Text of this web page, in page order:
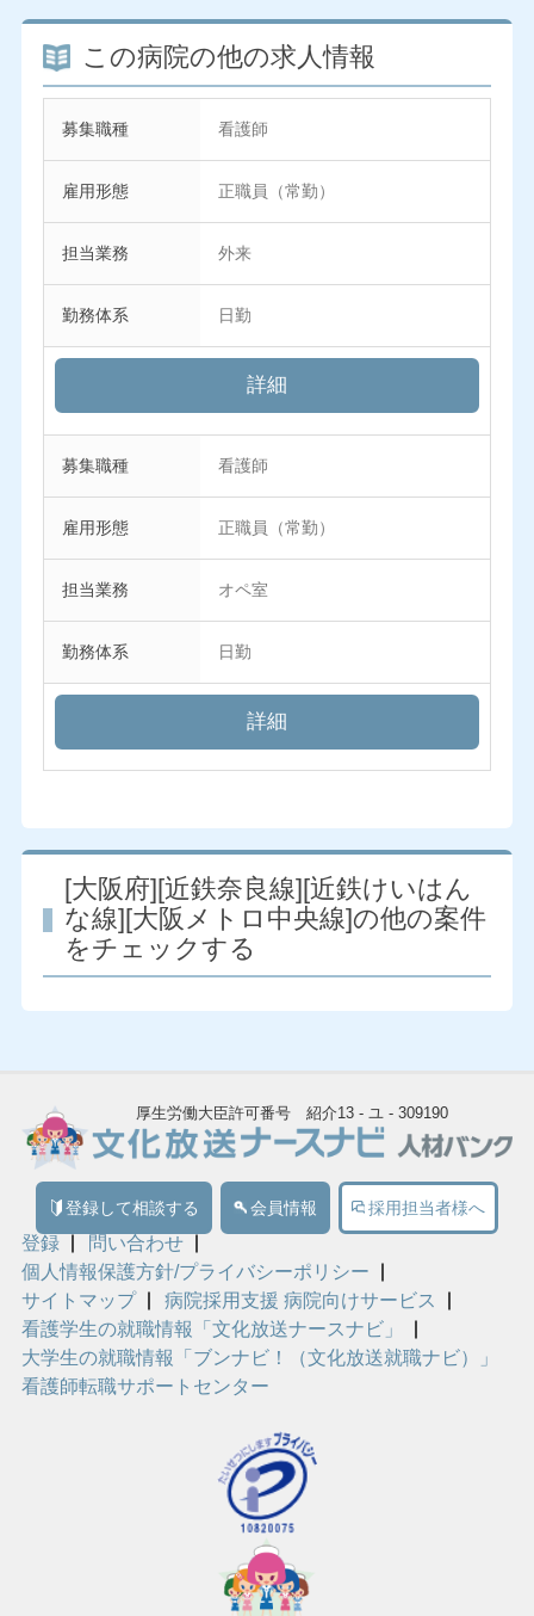
この病院の他の求人情報
募集職種 看護師
雇用形態 正職員（常勤）
担当業務 外来
勤務体系 日勤
詳細
募集職種 看護師
雇用形態 正職員（常勤）
担当業務 オペ室
勤務体系 日勤
詳細
[大阪府][近鉄奈良線][近鉄けいはん
な線][大阪メトロ中央線]の他の案件
をチェックする
厚生労働大臣許可番号 紹介13 - ユ - 309190
登録して相談する 会員情報 採用担当者様へ
登録
問い合わせ
個人情報保護方針/プライバシーポリシー
サイトマップ
病院採用支援 病院向けサービス
看護学生の就職情報「文化放送ナースナビ」
大学生の就職情報「ブンナビ！（文化放送就職ナビ）」
看護師転職サポートセンター